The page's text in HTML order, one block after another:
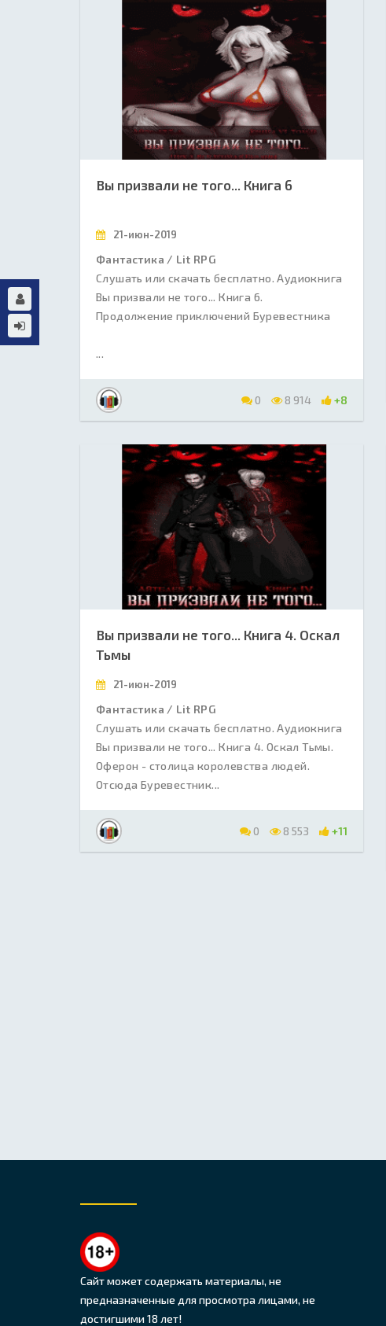
Вы призвали не того... Книга 6
21-июн-2019
Фантастика / Lit RPG
Слушать или скачать бесплатно. Аудиокнига
Вы призвали не того... Книга 6.
Продолжение приключений Буревестника
...
0 8 914 +8
Вы призвали не того... Книга 4. Оскал
Тьмы
21-июн-2019
Фантастика / Lit RPG
Слушать или скачать бесплатно. Аудиокнига
Вы призвали не того... Книга 4. Оскал Тьмы.
Оферон - столица королевства людей.
Отсюда Буревестник...
0 8 553 +11
Сайт может содержать материалы, не
предназначенные для просмотра лицами, не
достигшими 18 лет!